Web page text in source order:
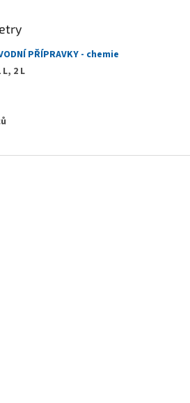
PŘÍPRAVKY - chemie
2 L